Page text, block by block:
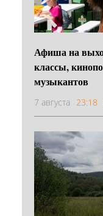
Афиша на
классы,
музыкантов
7 августа 23:18